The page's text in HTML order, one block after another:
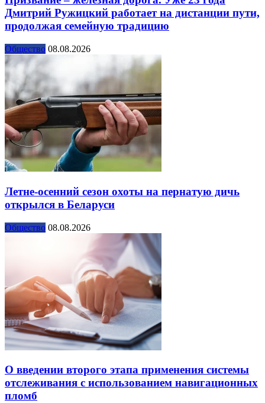
Дмитрий Ружицкий работает на дистанции пути,
продолжая семейную традицию
Общество 08.08.2026
Летне-осенний сезон охоты на пернатую дичь
открылся в Беларуси
Общество 08.08.2026
О введении второго этапа применения системы
отслеживания с использованием навигационных
пломб